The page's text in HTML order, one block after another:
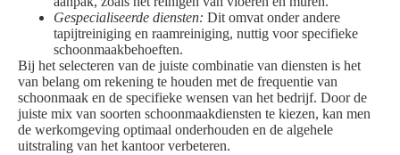
Gespecialiseerde diensten: Dit omvat onder andere
tapijtreiniging en raamreiniging, nuttig voor specifieke
schoonmaakbehoeften.
Bij het selecteren van de juiste combinatie van diensten is het
van belang om rekening te houden met de frequentie van
schoonmaak en de specifieke wensen van het bedrijf. Door de
juiste mix van soorten schoonmaakdiensten te kiezen, kan men
de werkomgeving optimaal onderhouden en de algehele
uitstraling van het kantoor verbeteren.